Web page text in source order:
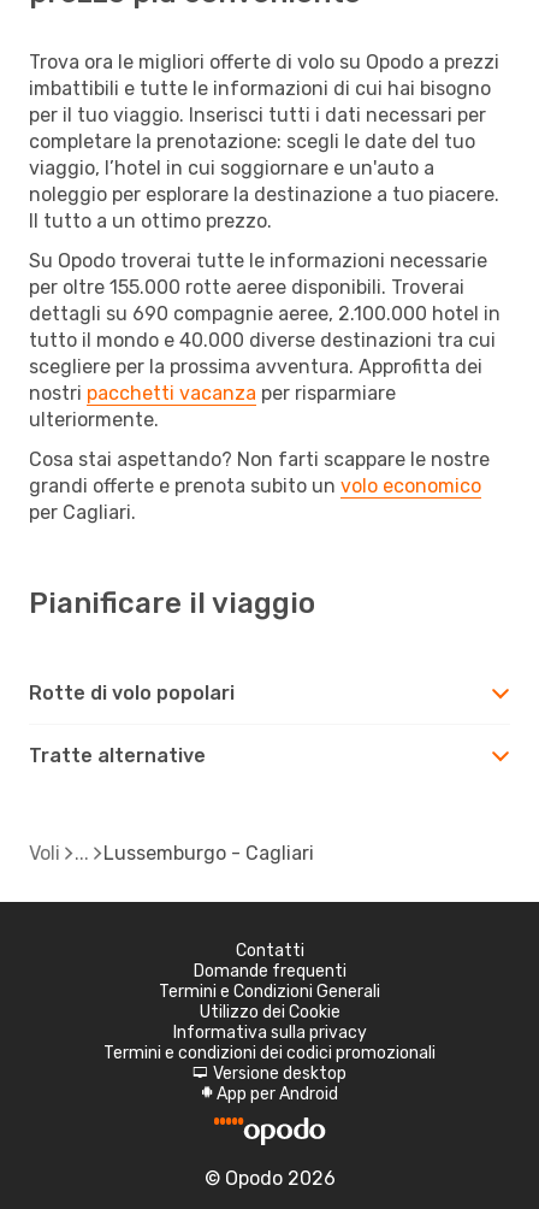
Trova ora le migliori offerte di volo su Opodo a prezzi
imbattibili e tutte le informazioni di cui hai bisogno
per il tuo viaggio. Inserisci tutti i dati necessari per
completare la prenotazione: scegli le date del tuo
viaggio, l’hotel in cui soggiornare e un'auto a
noleggio per esplorare la destinazione a tuo piacere.
Il tutto a un ottimo prezzo.
Su Opodo troverai tutte le informazioni necessarie
per oltre 155.000 rotte aeree disponibili. Troverai
dettagli su 690 compagnie aeree, 2.100.000 hotel in
tutto il mondo e 40.000 diverse destinazioni tra cui
scegliere per la prossima avventura. Approfitta dei
nostri pacchetti vacanza per risparmiare
ulteriormente.
Cosa stai aspettando? Non farti scappare le nostre
grandi offerte e prenota subito un volo economico
per Cagliari.
Pianificare il viaggio
Rotte di volo popolari
Tratte alternative
Voli Lussemburgo - Cagliari
Contatti
Domande frequenti
Termini e Condizioni Generali
Utilizzo dei Cookie
Informativa sulla privacy
Termini e condizioni dei codici promozionali
d Versione desktop
A App per Android
© Opodo 2026